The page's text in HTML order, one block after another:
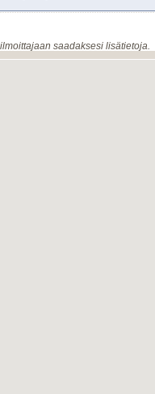
saadaksesi lisätietoja.